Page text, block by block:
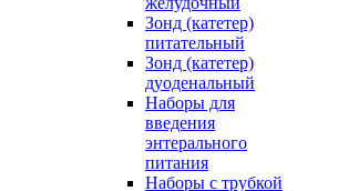
Зонд (катетер)
питательный
Зонд (катетер)
дуоденальный
Наборы для
введения
энтерального
питания
Наборы с трубкой